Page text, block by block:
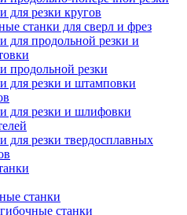
для резки кругов
станки для сверл и фрез
для продольной резки и
продольной резки
для резки и штамповки
для резки и шлифовки
для резки твердосплавных
станки
станки